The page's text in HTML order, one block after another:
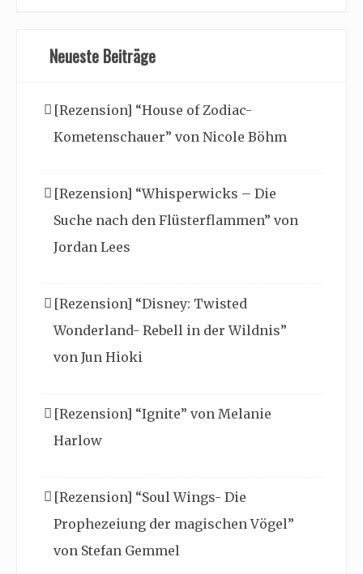
Neueste Beiträge
[Rezension] “House of Zodiac-
Kometenschauer” von Nicole Böhm
[Rezension] “Whisperwicks – Die
Suche nach den Flüsterflammen” von
Jordan Lees
[Rezension] “Disney: Twisted
Wonderland- Rebell in der Wildnis”
von Jun Hioki
[Rezension] “Ignite” von Melanie
Harlow
[Rezension] “Soul Wings- Die
Prophezeiung der magischen Vögel”
von Stefan Gemmel